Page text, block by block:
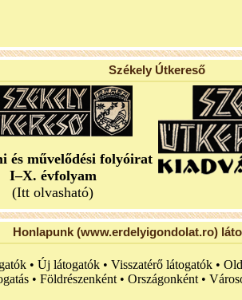
Székely Útkereső
és művelődési folyóirat
I–X. évfolyam
(Itt olvasható)
Honlapunk (www.erdelyigondolat.ro)
• Új látogatók • Visszatérő látogatók •
• Földrészenként • Országonként •